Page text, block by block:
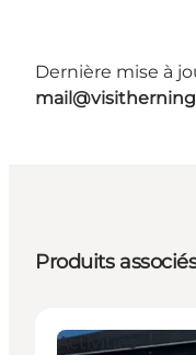
Dernière mise à
Produits
Activities